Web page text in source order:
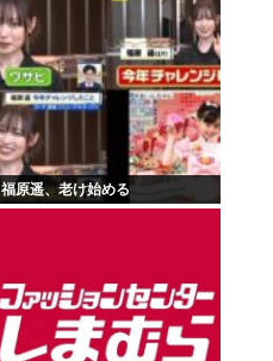
福原遥、老け始める